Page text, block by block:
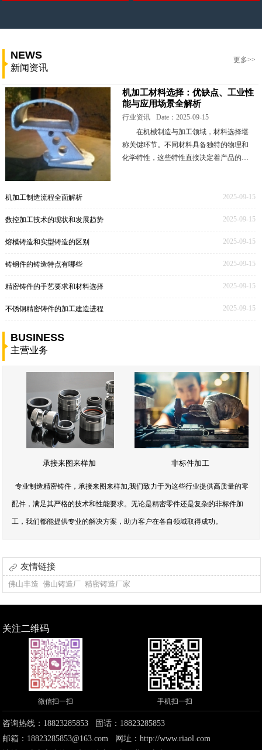
NEWS
新闻资讯
更多>>
机加工材料选择：优缺点、工业性
能与应用场景全解析
行业资讯
Date：2025-09-15
在机械制造与加工领域，材料选择堪
称关键环节。不同材料具备独特的物理和
化学特性，这些特性直接决定着产品的性
2025-09-15
机加工制造流程全面解析
2025-09-15
数控加工技术的现状和发展趋势
2025-09-15
熔模铸造和实型铸造的区别
2025-09-15
铸钢件的铸造特点有哪些
2025-09-15
精密铸件的手艺要求和材料选择
2025-09-15
不锈钢精密铸件的加工建造进程
BUSINESS
主营业务
承接来图来样加 非标件加工
专业制造精密铸件，承接来图来样加,我们致力于为这些行业提供高质量的零
配件，满足其严格的技术和性能要求。无论是精密零件还是复杂的非标件加
工，我们都能提供专业的解决方案，助力客户在各自领域取得成功。
友情链接
佛山丰造 佛山铸造厂 精密铸造厂家
关注二维码
微信扫一扫 手机扫一扫
咨询热线：18823285853 固话：18823285853
邮箱：18823285853@163.com 网址：http://www.riaol.com